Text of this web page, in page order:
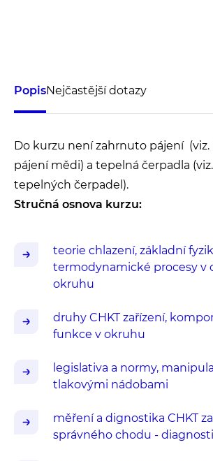
Popis nejčastější dotazy
Do kurzu není zahrnuto pájení
pájení mědi) a tepelná čerpadla
tepelných čerpadel).
Stručná osnova kurzu:
teorie chlazení, základní
termodynamické procesy v
okruhu
druhy CHKT zařízení,
funkce v okruhu
legislativa a normy,
tlakovými nádobami
měření a dignostika CHKT
správného chodu -